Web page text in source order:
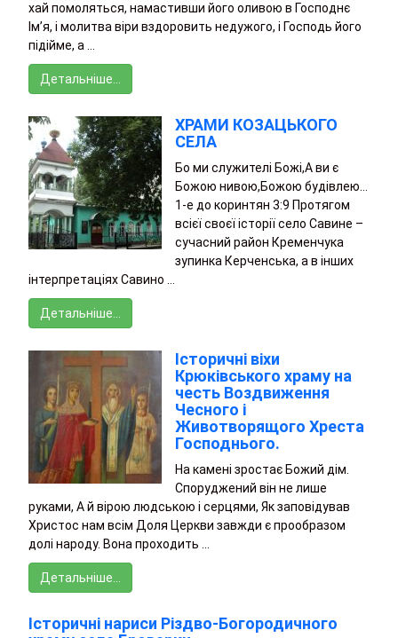
хай помоляться, намастивши його оливою в Господнє
Ім’я, і молитва віри вздоровить недужого, і Господь його
підійме, а …
Детальніше…
ХРАМИ КОЗАЦЬКОГО
СЕЛА
Бо ми служителі Божі,А ви є
Божою нивою,Божою будівлею…
1-е до коринтян 3:9 Протягом
всієї своєї історії село Савине –
сучасний район Кременчука
зупинка Керченська, а в інших
інтерпретаціях Савино …
Детальніше…
Історичні віхи
Крюківського храму на
честь Воздвиження
Чесного і
Животворящого Хреста
Господнього.
На камені зростає Божий дім.
Споруджений він не лише
руками, А й вірою людською і серцями, Як заповідував
Христос нам всім Доля Церкви завжди є прообразом
долі народу. Вона проходить …
Детальніше…
Історичні нариси Різдво-Богородичного